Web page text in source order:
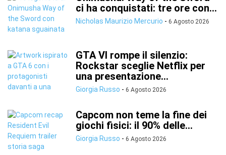
ci ha conquistati: tre ore con...
Nicholas Maurizio Mercurio - 6 Agosto 2026
GTA VI rompe il silenzio:
Rockstar sceglie Netflix per
una presentazione...
Giorgia Russo - 6 Agosto 2026
Capcom non teme la fine dei
giochi fisici: il 90% delle...
Giorgia Russo - 6 Agosto 2026